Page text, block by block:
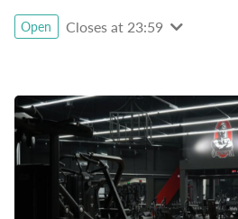
Open Closes at 23:59